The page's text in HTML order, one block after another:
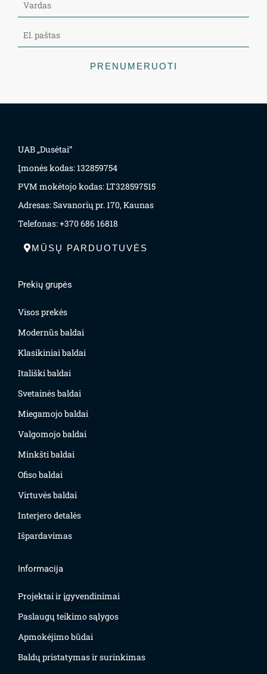
PRENUMERUOTI
UAB „Dusėtai“
Įmonės kodas: 132859754
PVM mokėtojo kodas: LT328597515
Adresas: Savanorių pr. 170, Kaunas
Telefonas: +370 686 16818
MŪSŲ PARDUOTUVĖS
Prekių grupės
Visos prekės
Modernūs baldai
Klasikiniai baldai
Itališki baldai
Svetainės baldai
Miegamojo baldai
Valgomojo baldai
Minkšti baldai
Ofiso baldai
Virtuvės baldai
Interjero detalės
Išpardavimas
Informacija
Projektai ir įgyvendinimai
Paslaugų teikimo sąlygos
Apmokėjimo būdai
Baldų pristatymas ir surinkimas